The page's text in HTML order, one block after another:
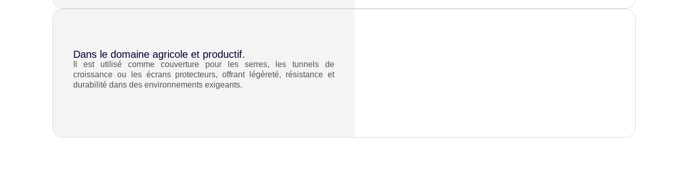
Dans le domaine agricole et productif.
Il est utilisé comme couverture pour les serres, les tunnels de
croissance ou les écrans protecteurs, offrant légèreté, résistance et
durabilité dans des environnements exigeants.